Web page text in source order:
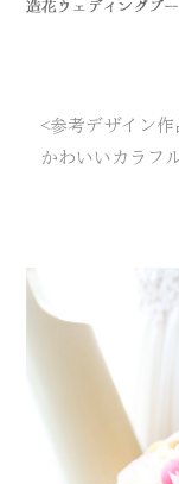
<参考デザイン作
かわいいカラフ